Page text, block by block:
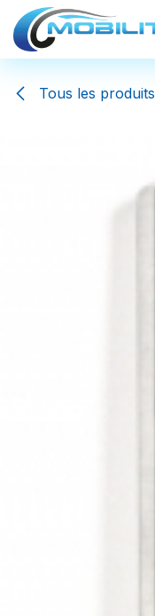
Se rendre au contenu
Tous les produits